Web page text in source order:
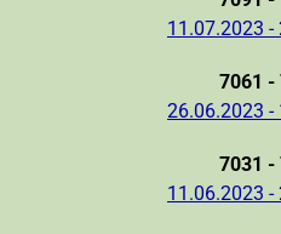
11.07.2023 -
7061 -
26.06.2023 -
7031 -
11.06.2023 -